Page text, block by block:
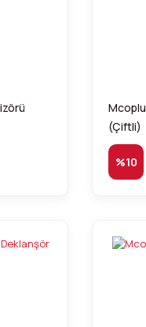
(Çiftli)
%10